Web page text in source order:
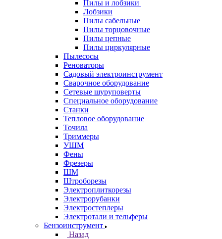
Пилы и лобзики
Лобзики
Пилы сабельные
Пилы торцовочные
Пилы цепные
Пилы циркулярные
Пылесосы
Реноваторы
Садовый электроинструмент
Сварочное оборудование
Сетевые шуруповерты
Специальное оборудование
Станки
Тепловое оборудование
Точила
Триммеры
УШМ
Фены
Фрезеры
ШМ
Штроборезы
Электроплиткорезы
Электрорубанки
Электростеплеры
Электротали и тельферы
Бензоинструмент
Назад